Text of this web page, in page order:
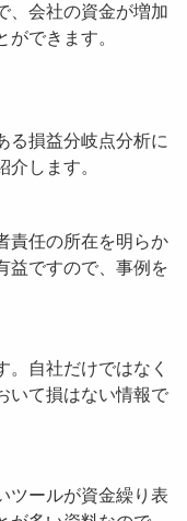
、会社の資金が増加
できます。
る損益分岐点分析に
します。
責任の所在を明らか
益ですので、事例を
。自社だけではなく
いて損はない情報で
ツールが資金繰り表